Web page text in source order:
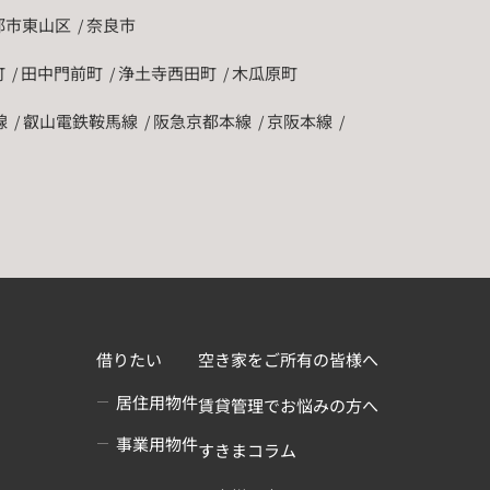
市東山区 奈良市
田中門前町 浄土寺西田町 木瓜原町
叡山電鉄鞍馬線 阪急京都本線
京阪本線
借りたい
居住用物件
事業用物件
空き家をご所有の皆様へ
賃貸管理でお悩みの方へ
すきまコラム